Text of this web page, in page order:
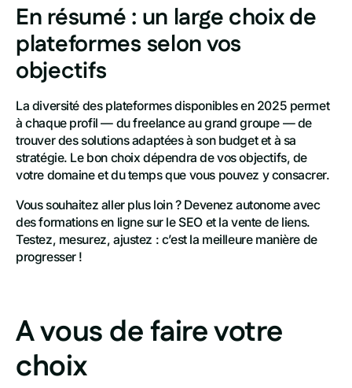
En résumé : un large choix de
plateformes selon vos
objectifs
La diversité des plateformes disponibles en 2025 permet
à chaque profil — du freelance au grand groupe — de
trouver des solutions adaptées à son budget et à sa
stratégie. Le bon choix dépendra de vos objectifs, de
votre domaine et du temps que vous pouvez y consacrer.
Vous souhaitez aller plus loin ? Devenez autonome avec
des formations en ligne sur le SEO et la vente de liens.
Testez, mesurez, ajustez : c’est la meilleure manière de
progresser !
A vous de faire votre
choix